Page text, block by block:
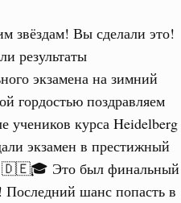
звёздам! Вы сделали это!
результаты
экзамена на зимний
гордостью поздравляем
учеников курса Heidelberg
экзамен в престижный
🇩🇪🎓 Это был финальный
Последний шанс попасть в